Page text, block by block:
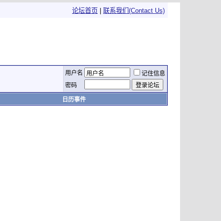
论坛首页 联系我们(Contact Us)
用户名
记住信息
密码
日历事件